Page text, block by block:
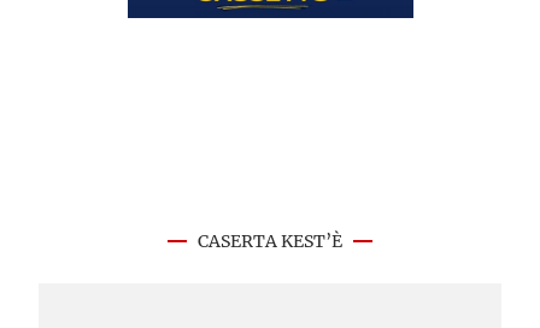
CASERTA KEST’È